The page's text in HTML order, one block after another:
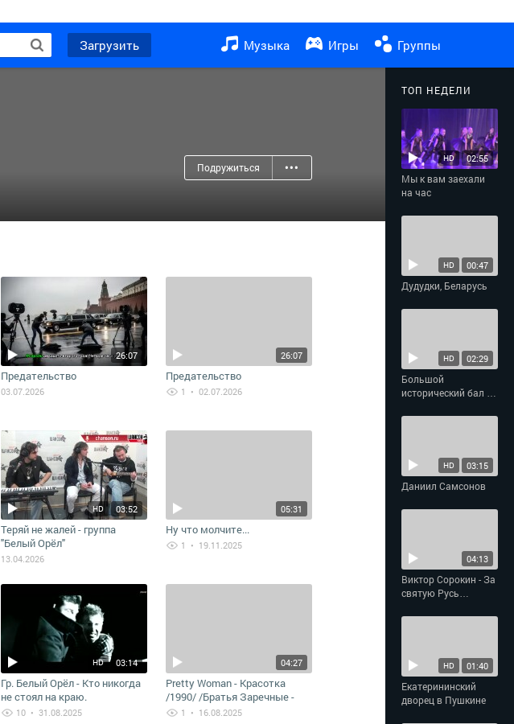
Загрузить Музыка Игры Группы
Подружиться •••
26:07
Предательство
03.07.2026
26:07
Предательство
1 • 02.07.2026
03:52
HD
Теряй не жалей - группа
"Белый Орёл"
13.04.2026
05:31
Ну что молчите...
1 • 19.11.2025
03:14
HD
Гр. Белый Орёл - Кто никогда
не стоял на краю.
10 • 31.08.2025
04:27
Pretty Woman - Красотка
/1990/ /Братья Заречные -
Губами губ твоих коснусь/
1 • 16.08.2025
ТОП НЕДЕЛИ
02:55
HD
Мы к вам заехали
на час
00:47
HD
Дудудки, Беларусь
02:29
HD
Большой
исторический бал в
«Талион»
03:15
HD
Даниил Самсонов
04:13
Виктор Сорокин - За
святую Русь
01:40
HD
Екатерининский
дворец в Пушкине